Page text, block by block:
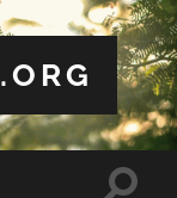
Toggle